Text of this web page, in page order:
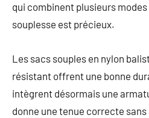
qui combinent plusieurs
souplesse est précieux.
Les sacs souples en nylon
résistant offrent une bonne
intègrent désormais une
donne une tenue correcte sans